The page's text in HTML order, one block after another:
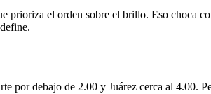
prioriza el orden sobre el brillo. Eso choca
por debajo de 2.00 y Juárez cerca al 4.00.